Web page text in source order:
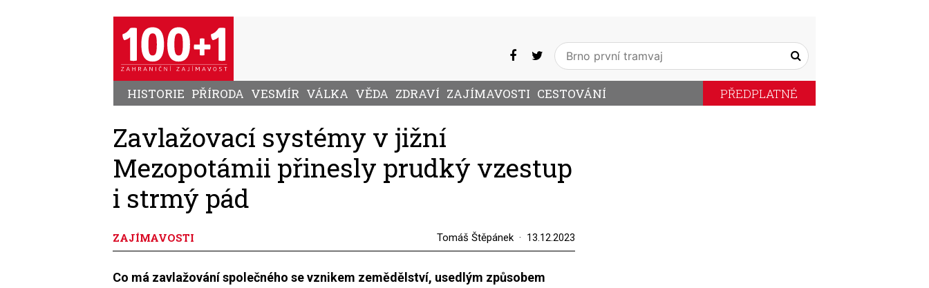
HISTORIE PŘÍRODA VESMÍR VÁLKA VĚDA ZDRAVÍ ZAJÍMAVOSTI CESTOVÁNÍ PŘEDPLATNÉ
Zavlažovací systémy v jižní
Mezopotámii přinesly prudký vzestup
i strmý pád
ZAJÍMAVOSTI Tomáš Štěpánek 13.12.2023
Co má zavlažování společného se vznikem zemědělství, usedlým způsobem